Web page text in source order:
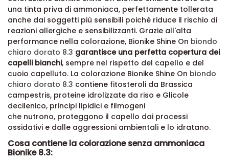
una tinta priva di ammoniaca, perfettamente tollerata
anche dai soggetti più sensibili poichè riduce il rischio di
reazioni allergiche e sensibilizzanti. Grazie all'alta
performance nella colorazione, Bionike Shine On biondo
chiaro dorato 8.3 garantisce una perfetta copertura dei
capelli bianchi, sempre nel rispetto del capello e del
cuoio capelluto. La colorazione Bionike Shine On biondo
chiaro dorato 8.3 contiene fitosteroli da Brassica
campestris, proteine idrolizzate da riso e Glicole
decilenico, principi lipidici e filmogeni
che nutrono, proteggono il capello dai processi
ossidativi e dalle aggressioni ambientali e lo idratano.
Cosa contiene la colorazione senza ammoniaca
Bionike 8.3: